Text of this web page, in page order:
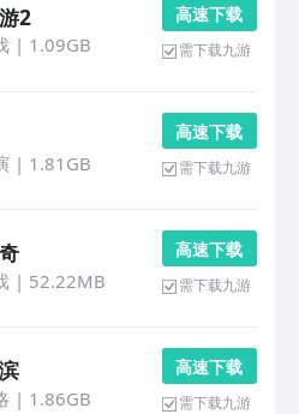
2
| 1.09GB
高 速 下 载
需下载九游
| 1.81GB
高 速 下 载
需下载九游
| 52.22MB
高 速 下 载
需下载九游
| 1.86GB
高 速 下 载
需下载九游